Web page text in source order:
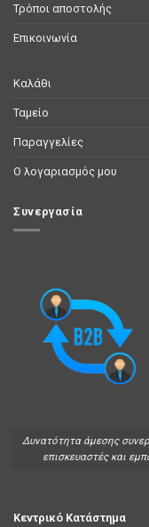
Τρόποι αποστολής
Επικοινωνία
Καλάθι
Ταμείο
Παραγγελίες
Ο λογαριασμός μου
Συνεργασία
Δυνατότητα άμεσης
επισκευαστές και
Κεντρικό Κατάστημα